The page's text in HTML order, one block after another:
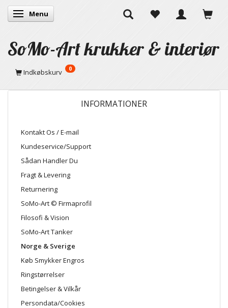
Skifte navigation
Menu
SoMo-Art krukker & interiør
Indkøbskurv 0
INFORMATIONER
Kontakt Os / E-mail
Kundeservice/Support
Sådan Handler Du
Fragt & Levering
Returnering
SoMo-Art © Firmaprofil
Filosofi & Vision
SoMo-Art Tanker
Norge & Sverige
Køb Smykker Engros
Ringstørrelser
Betingelser & Vilkår
Persondata/Cookies